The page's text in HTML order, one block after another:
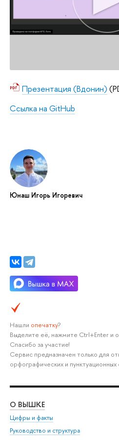
Презентация (Вдонин)
Ссылка на GitHub
Юнаш Игорь Игоревич
Нашли опечатку?
Выделите её, нажмите Ctrl+Enter и
Спасибо за участие!
Сервис предназначен только для
орфографических и пунктуационных
О ВЫШКЕ
Цифры и факты
Руководство и структура